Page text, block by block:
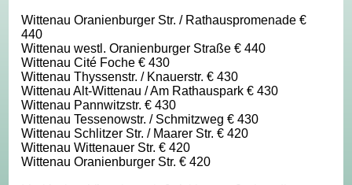
Wittenau Oranienburger Str. / Rathauspromenade €
440
Wittenau westl. Oranienburger Straße € 440
Wittenau Cité Foche € 430
Wittenau Thyssenstr. / Knauerstr. € 430
Wittenau Alt-Wittenau / Am Rathauspark € 430
Wittenau Pannwitzstr. € 430
Wittenau Tessenowstr. / Schmitzweg € 430
Wittenau Schlitzer Str. / Maarer Str. € 420
Wittenau Wittenauer Str. € 420
Wittenau Oranienburger Str. € 420